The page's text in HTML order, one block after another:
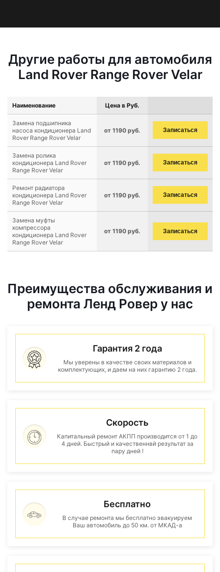
Другие работы для автомобиля
Land Rover Range Rover Velar
Наименование Цена в Руб.
Замена подшипника
насоса кондиционера Land
Rover Range Rover Velar
от 1190 руб. Записаться
Замена ролика
кондиционера Land Rover
Range Rover Velar
от 1190 руб. Записаться
Ремонт радиатора
кондиционера Land Rover
Range Rover Velar
от 1190 руб. Записаться
Замена муфты
компрессора
кондиционера Land Rover
Range Rover Velar
от 1190 руб. Записаться
Преимущества обслуживания и
ремонта Ленд Ровер у нас
Гарантия 2 года
Мы уверены в качестве своих материалов и
комплектующих, и даем на них гарантию 2 года.
Скорость
Капитальный ремонт АКПП производится от 1 до
4 дней. Быстрый и качественнвй результат за
пару дней !
Бесплатно
В случае ремонта мы бесплатно эвакуируем
Ваш автомобиль до 50 км. от МКАД-а